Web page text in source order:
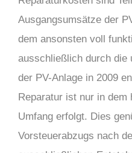
Ausgangsumsätze der
dem ansonsten voll
ausschließlich durch die
der PV-Anlage in 2009
Reparatur ist nur in dem
Umfang erfolgt. Dies
Vorsteuerabzugs nach